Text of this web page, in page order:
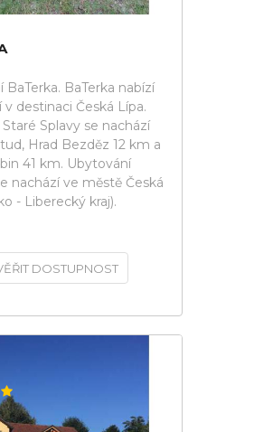
BaTerka. BaTerka nabízí
destinaci Česká Lípa.
Splavy se nachází
Hrad Bezděz 12 km a
41 km. Ubytování
nachází ve městě Česká
- Liberecký kraj).
DOSTUPNOST